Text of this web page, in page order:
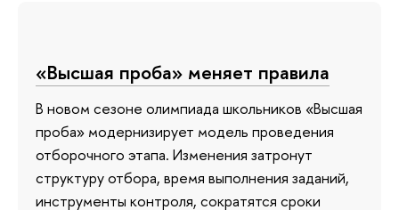
«Высшая проба» меняет правила
В новом сезоне олимпиада школьников «Высшая
проба» модернизирует модель проведения
отборочного этапа. Изменения затронут
структуру отбора, время выполнения заданий,
инструменты контроля, сократятся сроки